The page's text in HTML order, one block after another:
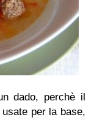
dado, perchè il
per la base,